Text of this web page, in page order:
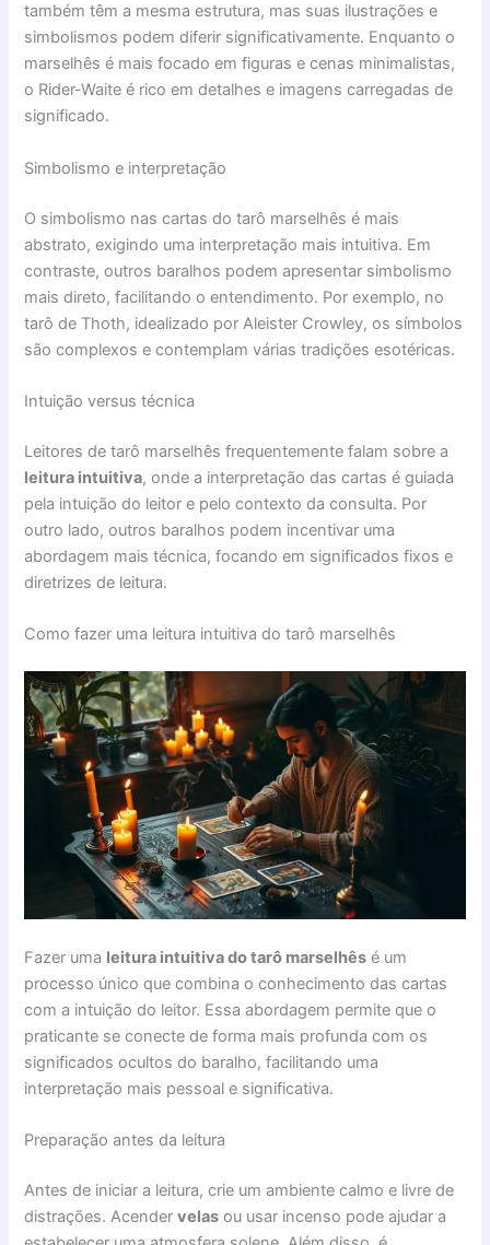
também têm a mesma estrutura, mas suas ilustrações e
simbolismos podem diferir significativamente. Enquanto o
marselhês é mais focado em figuras e cenas minimalistas,
o Rider-Waite é rico em detalhes e imagens carregadas de
significado.
Simbolismo e interpretação
O simbolismo nas cartas do tarô marselhês é mais
abstrato, exigindo uma interpretação mais intuitiva. Em
contraste, outros baralhos podem apresentar simbolismo
mais direto, facilitando o entendimento. Por exemplo, no
tarô de Thoth, idealizado por Aleister Crowley, os símbolos
são complexos e contemplam várias tradições esotéricas.
Intuição versus técnica
Leitores de tarô marselhês frequentemente falam sobre a
leitura intuitiva, onde a interpretação das cartas é guiada
pela intuição do leitor e pelo contexto da consulta. Por
outro lado, outros baralhos podem incentivar uma
abordagem mais técnica, focando em significados fixos e
diretrizes de leitura.
Como fazer uma leitura intuitiva do tarô marselhês
Fazer uma leitura intuitiva do tarô marselhês é um
processo único que combina o conhecimento das cartas
com a intuição do leitor. Essa abordagem permite que o
praticante se conecte de forma mais profunda com os
significados ocultos do baralho, facilitando uma
interpretação mais pessoal e significativa.
Preparação antes da leitura
Antes de iniciar a leitura, crie um ambiente calmo e livre de
distrações. Acendervelas ou usar incenso pode ajudar a